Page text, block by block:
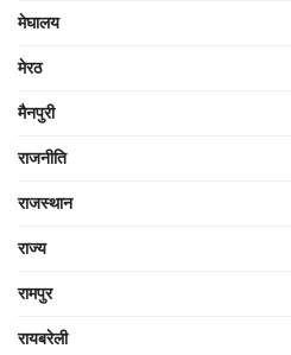
मेघालय
मेरठ
मैनपुरी
राजनीति
राजस्थान
राज्य
रामपुर
रायबरेली